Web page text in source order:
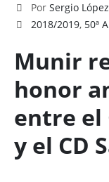
Por Sergio López
2018/2019, 50ª
Munir
honor
entre el
y el CD